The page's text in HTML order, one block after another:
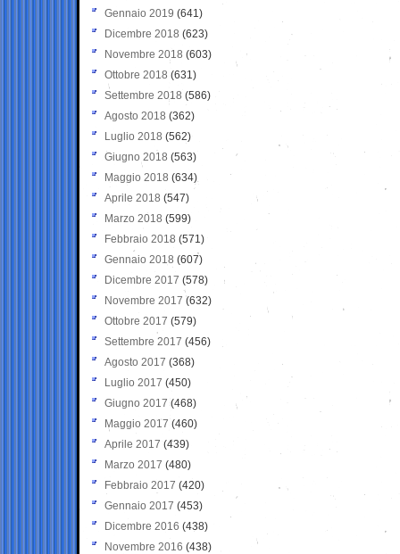
Gennaio 2019 (641)
Dicembre 2018 (623)
Novembre 2018 (603)
Ottobre 2018 (631)
Settembre 2018 (586)
Agosto 2018 (362)
Luglio 2018 (562)
Giugno 2018 (563)
Maggio 2018 (634)
Aprile 2018 (547)
Marzo 2018 (599)
Febbraio 2018 (571)
Gennaio 2018 (607)
Dicembre 2017 (578)
Novembre 2017 (632)
Ottobre 2017 (579)
Settembre 2017 (456)
Agosto 2017 (368)
Luglio 2017 (450)
Giugno 2017 (468)
Maggio 2017 (460)
Aprile 2017 (439)
Marzo 2017 (480)
Febbraio 2017 (420)
Gennaio 2017 (453)
Dicembre 2016 (438)
Novembre 2016 (438)